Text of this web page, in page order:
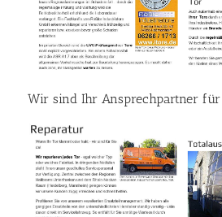
Wir sind Ihr Ansprechpartner für